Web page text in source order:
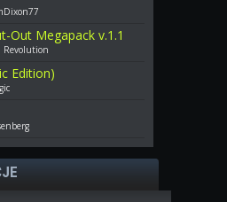
Out Megapack v.1.1
Revolution
Edition)